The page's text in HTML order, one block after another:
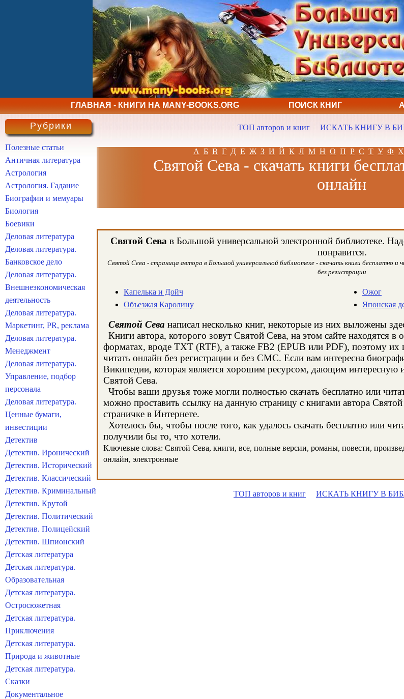
ГЛАВНАЯ - КНИГИ НА MANY-BOOKS.ORG ПОИСК КНИГ
ТОП авторов и книг ИСКАТЬ КНИГУ В
А Б В Г Д Е Ж З И Й К Л М Н О П Р С Т У Ф Х
Святой Сева - скачать книги
онлайн
Святой Сева в Большой универсальной электронной библиотеке.
понравится.
Святой Сева - страница автора в Большой универсальной библиотеке - скачать книги бесплатно и
без регистрации
Капелька и Дойч
Объезжая Каролину
Ожог
Японская
Святой Сева написал несколько книг, некоторые из них выложены
Книги автора, которого зовут Святой Сева, на этом сайте находятся
форматах, вроде TXT (RTF), а также FB2 (EPUB или PDF), поэтому их
читать онлайн без регистрации и без СМС. Если вам интересна
Википедии, которая является хорошим ресурсом, дающим
Святой Сева.
Чтобы ваши друзья тоже могли полностью скачать бесплатно или
можно проставить ссылку на данную страницу с книгами автора
страничке в Интернете.
Хотелось бы, чтобы после того, как удалось скачать бесплатно или
получили бы то, что хотели.
Ключевые слова: Святой Сева, книги, все, полные версии, романы, повести,
онлайн, электронные
ТОП авторов и книг ИСКАТЬ КНИГУ В
Рубрики
Полезные статьи
Античная литература
Астрология
Астрология. Гадание
Биографии и мемуары
Биология
Боевики
Деловая литература
Деловая литература.
Банковское дело
Деловая литература.
Внешнеэкономическая
деятельность
Деловая литература.
Маркетинг, PR, реклама
Деловая литература.
Менеджмент
Деловая литература.
Управление, подбор
персонала
Деловая литература.
Ценные бумаги,
инвестиции
Детектив
Детектив. Иронический
Детектив. Исторический
Детектив. Классический
Детектив. Криминальный
Детектив. Крутой
Детектив. Политический
Детектив. Полицейский
Детектив. Шпионский
Детская литература
Детская литература.
Образовательная
Детская литература.
Остросюжетная
Детская литература.
Приключения
Детская литература.
Природа и животные
Детская литература.
Сказки
Документальное